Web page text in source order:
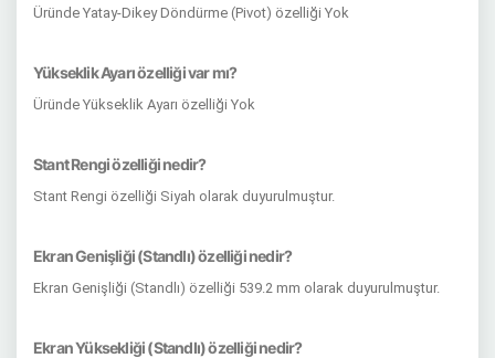
Üründe Yatay-Dikey Döndürme (Pivot) özelliği Yok
Yükseklik Ayarı özelliği var mı?
Üründe Yükseklik Ayarı özelliği Yok
Stant Rengi özelliği nedir?
Stant Rengi özelliği Siyah olarak duyurulmuştur.
Ekran Genişliği (Standlı) özelliği nedir?
Ekran Genişliği (Standlı) özelliği 539.2 mm olarak duyurulmuştur.
Ekran Yüksekliği (Standlı) özelliği nedir?